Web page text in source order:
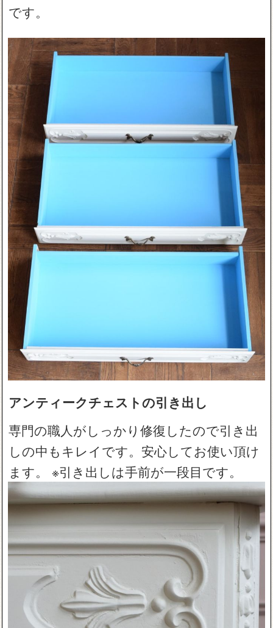
です。
アンティークチェストの引き出し
専門の職人がしっかり修復したので引き出
しの中もキレイです。安心してお使い頂け
ます。 ※引き出しは手前が一段目です。